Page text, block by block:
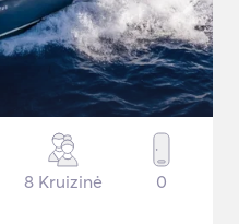
8 Kruizinė 0